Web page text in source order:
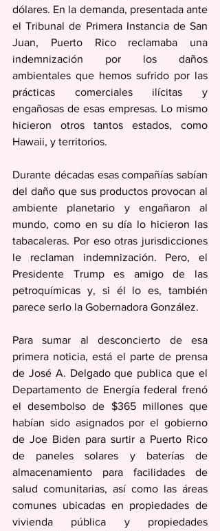
dólares. En la demanda, presentada ante
el Tribunal de Primera Instancia de San
Juan, Puerto Rico reclamaba una
indemnización por los daños
ambientales que hemos sufrido por las
prácticas comerciales ilícitas y
engañosas de esas empresas. Lo mismo
hicieron otros tantos estados, como
Hawaii, y territorios.
Durante décadas esas compañías sabían
del daño que sus productos provocan al
ambiente planetario y engañaron al
mundo, como en su día lo hicieron las
tabacaleras. Por eso otras jurisdicciones
le reclaman indemnización. Pero, el
Presidente Trump es amigo de las
petroquímicas y, si él lo es, también
parece serlo la Gobernadora González.
Para sumar al desconcierto de esa
primera noticia, está el parte de prensa
de José A. Delgado que publica que el
Departamento de Energía federal frenó
el desembolso de $365 millones que
habían sido asignados por el gobierno
de Joe Biden para surtir a Puerto Rico
de paneles solares y baterías de
almacenamiento para facilidades de
salud comunitarias, así como las áreas
comunes ubicadas en propiedades de
vivienda pública y propiedades